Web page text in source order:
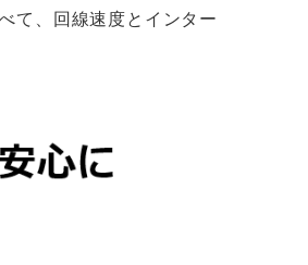
て、回線速度とインター